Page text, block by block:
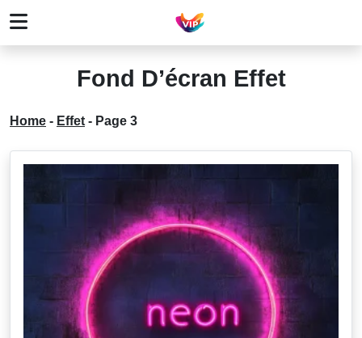
Fond D’écran Effet
Home - Effet - Page 3